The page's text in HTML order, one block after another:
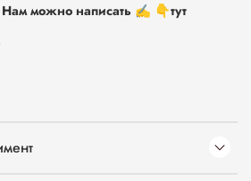
Нам можно написать ✍️ 👇тут